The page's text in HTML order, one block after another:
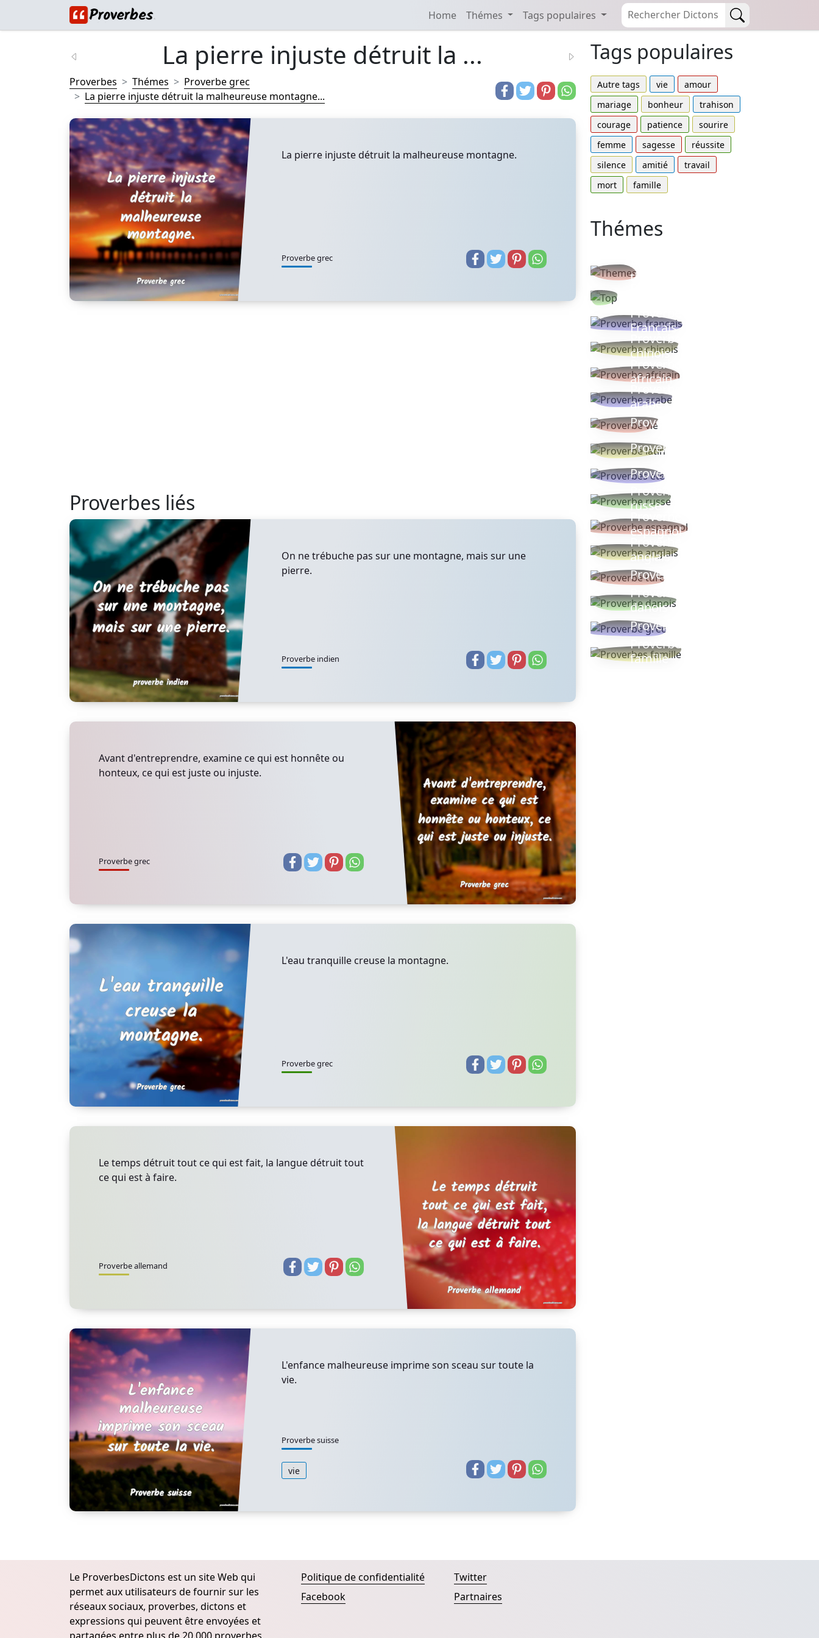
Home Thémes Tags populaires
La pierre injuste détruit la ...
Proverbes Thémes
Proverbe grec
La pierre injuste détruit la malheureuse montagne...
La pierre injuste détruit la malheureuse montagne.
Proverbe grec
Proverbes liés
On ne trébuche pas sur une montagne, mais sur une
pierre.
Proverbe indien
Avant d'entreprendre, examine ce qui est honnête ou
honteux, ce qui est juste ou injuste.
Proverbe grec
L'eau tranquille creuse la montagne.
Proverbe grec
Le temps détruit tout ce qui est fait, la langue détruit tout
ce qui est à faire.
Proverbe allemand
L'enfance malheureuse imprime son sceau sur toute la
vie.
Proverbe suisse
vie
Tags populaires
Autre tags vie
amour
mariage
bonheur
trahison
courage
patience
sourire
femme
sagesse
réussite
silence
amitié
travail
mort
famille
Thémes
thèmes
Proverbe
Français
Proverbe
chinois
Proverbe
africain
Proverbe
arabe
Proverbe vie
Proverbe latin
Proverbes ete
Proverbe
russe
Proverbe
espagnol
Proverbe
anglais
Proverbe turc
Proverbe
danois
Proverbe grec
Proverbes
famille
Le ProverbesDictons est un site Web qui
permet aux utilisateurs de fournir sur les
réseaux sociaux, proverbes, dictons et
expressions qui peuvent être envoyées et
Politique de confidentialité
Facebook
Twitter
Partnaires